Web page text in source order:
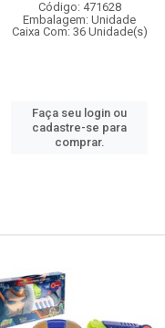
Código: 471628
Embalagem: Unidade
Caixa Com: 36 Unidade(s)
Faça seu login ou
cadastre-se para
comprar.